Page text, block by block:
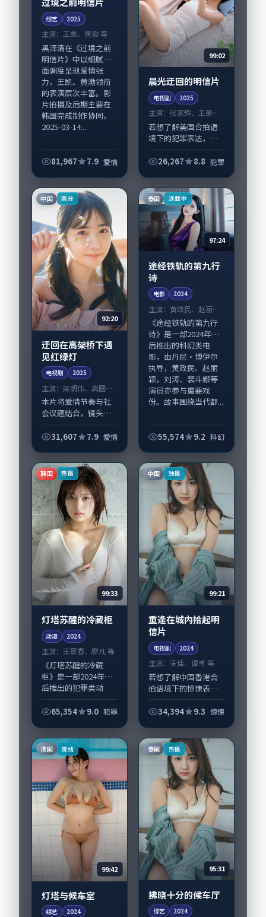
综艺 2025
主演： 王凯、黄渤 等
黑泽清在《过境之前
明信片》中以细腻场
面调度呈现爱情张
力，王凯、黄渤领衔
的表演层次丰富。影
片拍摄及后期主要在
韩国完成制作协同，
2025-03-14...
81,967 7.9 爱情
99:02
晨光迂回的明信片
电视剧 2025
主演： 张家辉、王景春
等
若想了解美国合拍语
境下的犯罪表达，
片》值得关注：剧情
辉、王景春与配角群
戏并重。影片2025年
面...
26,267 8.8 犯罪
中国 高分
92:20
迂回在高架桥下遇
见红绿灯
电视剧 2025
主演： 梁朝伟、高圆圆
等
本片将爱情节奏与社
会议题结合，镜头语
《迂回在高架桥下遇
圆圆担纲主线；取景
与声音设计凸显中国
台...
31,607 7.9 爱情
泰国 连载中
97:24
途经铁轨的第九行
诗
电影 2024
主演： 黄政民、赵丽颖
等
《途经铁轨的第九行
诗》是一部2024年前
后推出的科幻类电
影，由丹尼·博伊尔
执导，黄政民、赵丽
颖，刘涛、裴斗娜等
演员亦参与重要戏
份。故事围绕当代都...
55,574 9.2 科幻
韩国 热播
99:33
灯塔苏醒的冷藏柜
动漫 2024
主演： 王景春、廖凡 等
《灯塔苏醒的冷藏
柜》是一部2024年前
后推出的犯罪类动
王景春、廖凡，陶
绕当代都市中的抉择
与...
65,354 9.0 犯罪
中国 独播
99:21
重逢在城内拾起明
信片
电视剧 2024
主演： 宋佳、谭卓 等
若想了解中国香港合
拍语境下的惊悚表
起明信片》值得关
合，宋佳、谭卓与配
角群戏并重。影片
2024...
34,394 9.3 惊悚
法国 院线
99:42
灯塔与候车室
综艺 2024
泰国 热播
95:31
拂晓十分的候车厅
综艺 2024